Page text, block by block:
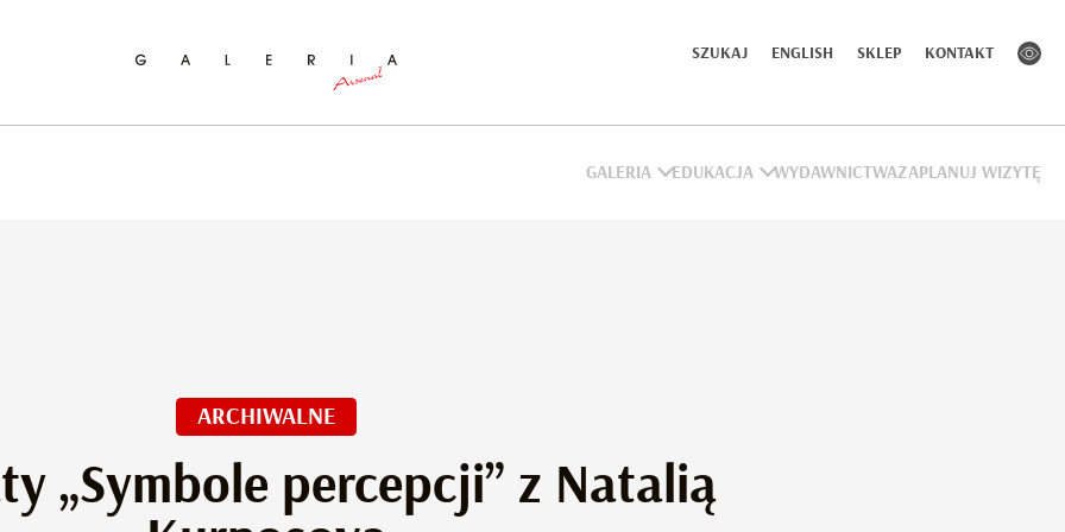
SZUKAJ ENGLISH SKLEP KONTAKT
GALERIA EDUKACJA WYDAWNICTWAZAPLANUJ WIZYTĘ
ARCHIWALNE
„Symbole percepcji” z Natalią